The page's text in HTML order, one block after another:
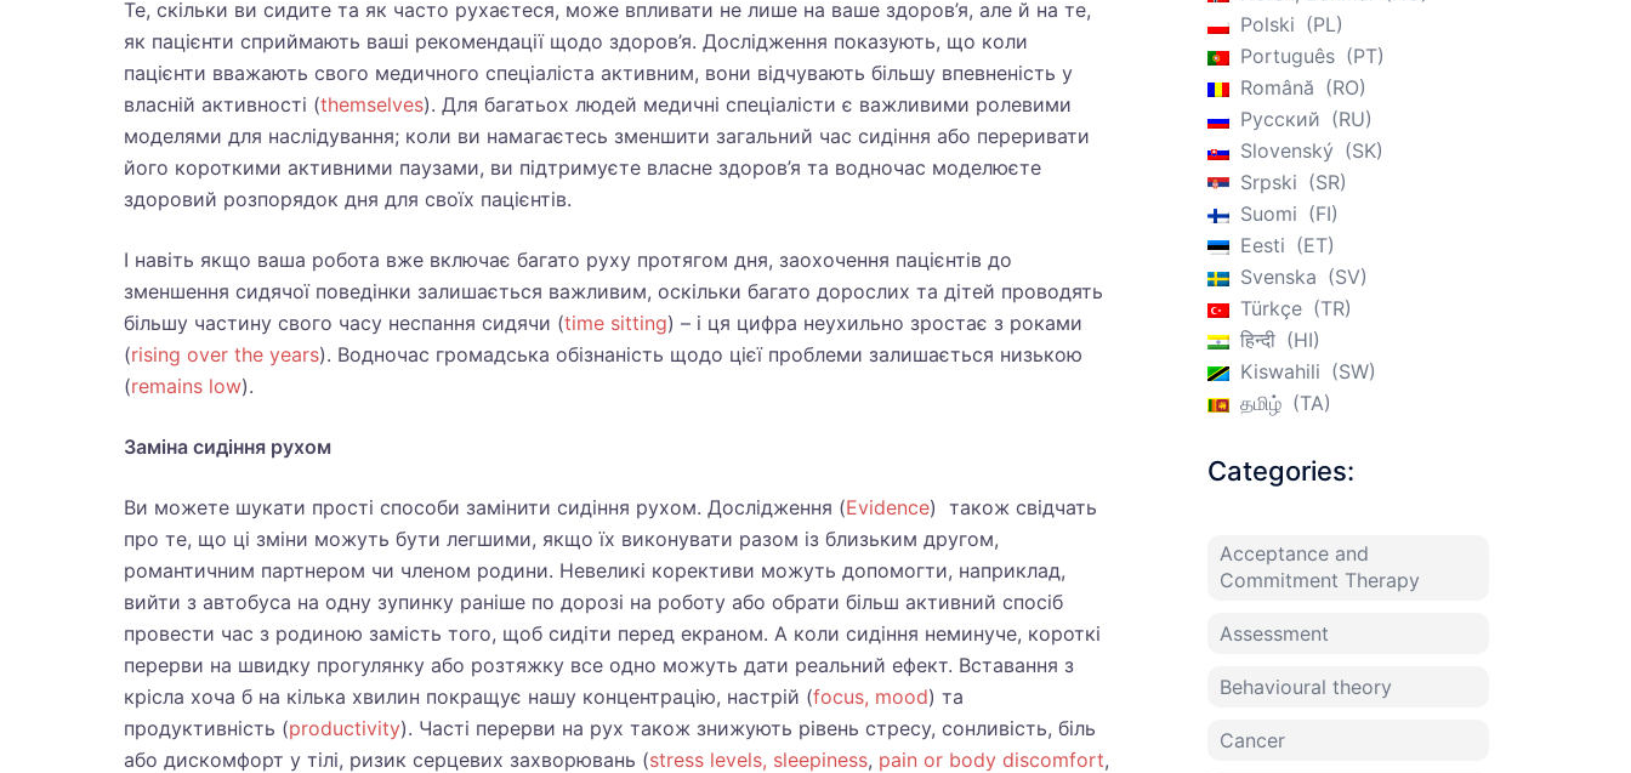
Те, скільки ви сидите та як часто рухаєтеся, може впливати не лише на ваше здоров’я, але й на те,
як пацієнти сприймають ваші рекомендації щодо здоров’я. Дослідження показують, що коли
пацієнти вважають свого медичного спеціаліста активним, вони відчувають більшу впевненість у
власній активності (themselves). Для багатьох людей медичні спеціалісти є важливими ролевими
моделями для наслідування; коли ви намагаєтесь зменшити загальний час сидіння або переривати
його короткими активними паузами, ви підтримуєте власне здоров’я та водночас моделюєте
здоровий розпорядок дня для своїх пацієнтів.
І навіть якщо ваша робота вже включає багато руху протягом дня, заохочення пацієнтів до
зменшення сидячої поведінки залишається важливим, оскільки багато дорослих та дітей проводять
більшу частину свого часу неспання сидячи (time sitting) – і ця цифра неухильно зростає з роками
(rising over the years). Водночас громадська обізнаність щодо цієї проблеми залишається низькою
(remains low).
Заміна сидіння рухом
Ви можете шукати прості способи замінити сидіння рухом. Дослідження (Evidence) також свідчать
про те, що ці зміни можуть бути легшими, якщо їх виконувати разом із близьким другом,
романтичним партнером чи членом родини. Невеликі корективи можуть допомогти, наприклад,
вийти з автобуса на одну зупинку раніше по дорозі на роботу або обрати більш активний спосіб
провести час з родиною замість того, щоб сидіти перед екраном. А коли сидіння неминуче, короткі
перерви на швидку прогулянку або розтяжку все одно можуть дати реальний ефект. Вставання з
крісла хоча б на кілька хвилин покращує нашу концентрацію, настрій (focus, mood) та
продуктивність (productivity). Часті перерви на рух також знижують рівень стресу, сонливість, біль
або дискомфорт у тілі, ризик серцевих захворювань (stress levels, sleepiness, pain or body discomfort,
Polski
PL
Português
PT
Română
RO
Русский
RU
Slovenský
SK
Srpski
SR
Suomi
FI
Eesti
ET
Svenska
SV
Türkçe
TR
हिन्दी
HI
Kiswahili
SW
தமிழ்
TA
Categories:
Acceptance and
Commitment Therapy
Assessment
Behavioural theory
Cancer